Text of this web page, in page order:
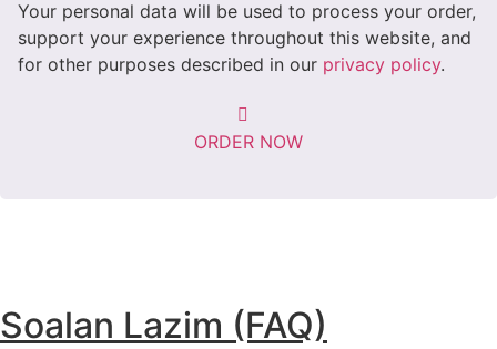
Your personal data will be used to process your order,
support your experience throughout this website, and
for other purposes described in our privacy policy.
ORDER NOW
Soalan Lazim (FAQ)